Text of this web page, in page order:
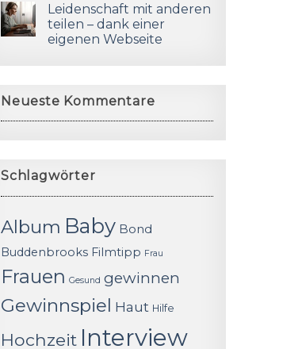
Leidenschaft mit anderen
teilen – dank einer
eigenen Webseite
Neueste Kommentare
Schlagwörter
Album Baby Bond
Buddenbrooks Filmtipp Frau
Frauen Gesund gewinnen
Gewinnspiel Haut Hilfe
Hochzeit Interview